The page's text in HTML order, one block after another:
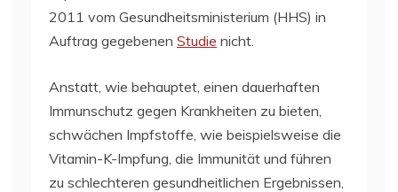
2011 vom Gesundheitsministerium (HHS) in
Auftrag gegebenen Studie nicht.
Anstatt, wie behauptet, einen dauerhaften
Immunschutz gegen Krankheiten zu bieten,
schwächen Impfstoffe, wie beispielsweise die
Vitamin-K-Impfung, die Immunität und führen
zu schlechteren gesundheitlichen Ergebnissen,